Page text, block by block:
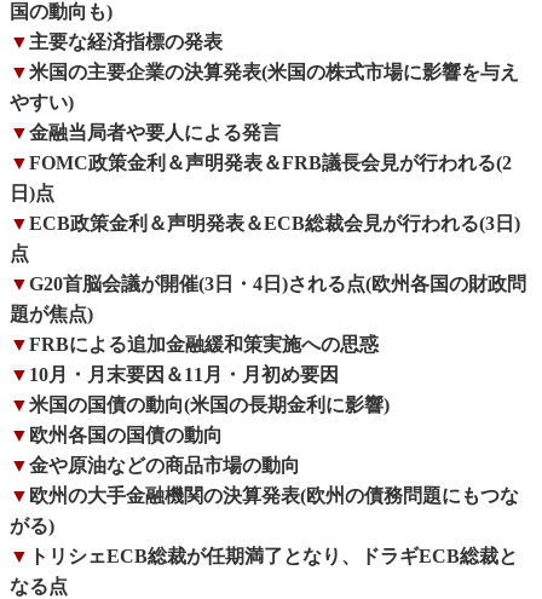
国の動向も)
▼主要な経済指標の発表
▼米国の主要企業の決算発表(米国の株式市場に影響を与え
やすい)
▼金融当局者や要人による発言
▼FOMC政策金利＆声明発表＆FRB議長会見が行われる(2
日)点
▼ECB政策金利＆声明発表＆ECB総裁会見が行われる(3日)
点
▼G20首脳会議が開催(3日・4日)される点(欧州各国の財政問
題が焦点)
▼FRBによる追加金融緩和策実施への思惑
▼ 10月・月末要因＆11月・月初め要因
▼米国の国債の動向(米国の長期金利に影響)
▼ 欧州各国の国債の動向
▼金や原油などの商品市場の動向
▼ 欧州の大手金融機関の決算発表(欧州の債務問題にもつな
がる)
▼ トリシェECB総裁が任期満了となり、ドラギECB総裁と
なる点